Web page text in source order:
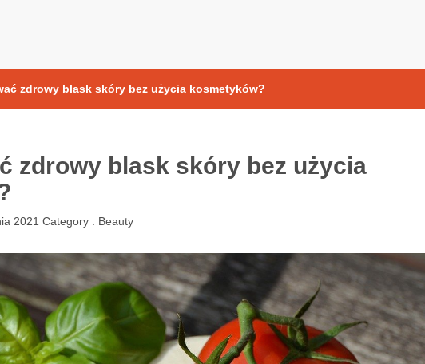
zdrowy blask skóry bez użycia kosmetyków?
zdrowy blask skóry bez użycia
2021 Category : Beauty